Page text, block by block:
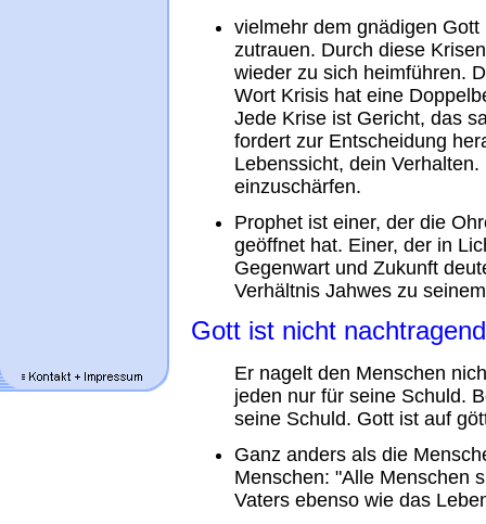
vielmehr dem gnädigen
zutrauen. Durch diese
wieder zu sich heimführen.
Wort Krisis hat eine
Jede Krise ist Gericht, das
fordert zur Entscheidung
Lebenssicht, dein
einzuschärfen.
Prophet ist einer, der die
geöffnet hat. Einer, der in
Gegenwart und Zukunft
Verhältnis Jahwes zu
Gott ist nicht
Er nagelt den Menschen
jeden nur für seine Schuld.
seine Schuld. Gott ist auf
Ganz anders als die
Menschen: "Alle Menschen
Vaters ebenso wie das